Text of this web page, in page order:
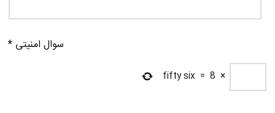
سوال امنیتی *
×
8
=
fifty six